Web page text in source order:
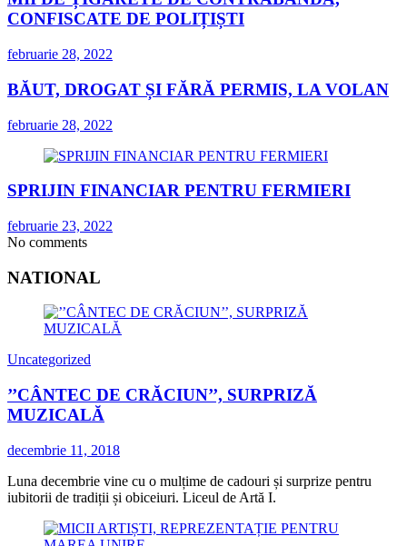
CONFISCATE DE POLIȚIȘTI
februarie 28, 2022
BĂUT, DROGAT ȘI FĂRĂ PERMIS, LA VOLAN
februarie 28, 2022
SPRIJIN FINANCIAR PENTRU FERMIERI
februarie 23, 2022
No comments
NATIONAL
Uncategorized
’’CÂNTEC DE CRĂCIUN’’, SURPRIZĂ
MUZICALĂ
decembrie 11, 2018
Luna decembrie vine cu o mulțime de cadouri și surprize pentru
iubitorii de tradiții și obiceiuri. Liceul de Artă I.